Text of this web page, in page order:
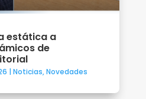
estática a
de
| Noticias,Novedades